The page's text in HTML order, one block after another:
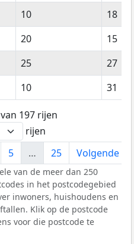
10
18
20
15
25
27
10 31
197 rijen
rijen
5 … 25 Volgende
van de meer dan 250
in het postcodegebied
inwoners, huishoudens en
Klik op de postcode
voor die postcode te